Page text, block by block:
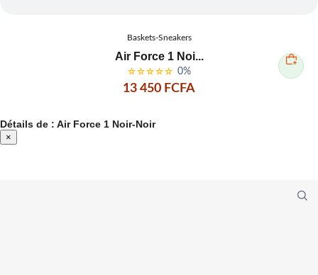
Baskets-Sneakers
Air Force 1 Noi...
0%
13 450 FCFA
Détails de : Air Force 1 Noir-Noir
×